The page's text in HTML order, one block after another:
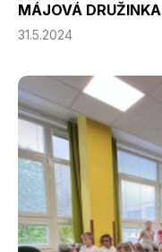
MÁJOVÁ DRUŽINKA
31.5.2024